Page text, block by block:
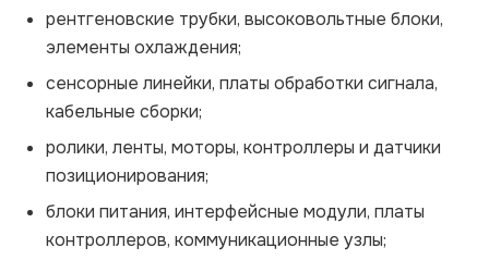
рентгеновские трубки, высоковольтные блоки,
элементы охлаждения;
сенсорные линейки, платы обработки сигнала,
кабельные сборки;
ролики, ленты, моторы, контроллеры и датчики
позиционирования;
блоки питания, интерфейсные модули, платы
контроллеров, коммуникационные узлы;